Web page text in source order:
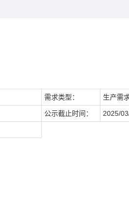
需求类型： 生产需
公示截止时间： 2025/